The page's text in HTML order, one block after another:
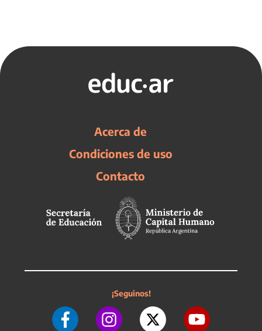
Acerca de
Condiciones de uso
Contacto
¡Seguinos!